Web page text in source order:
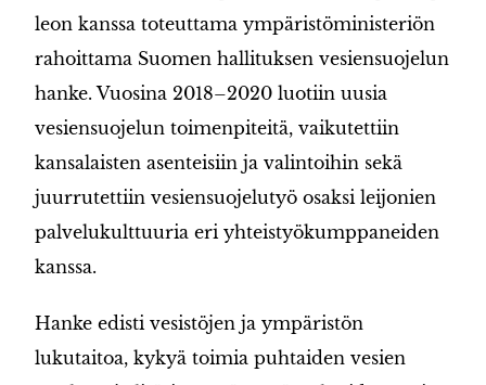
leon kanssa toteuttama ympäristöministeriön
rahoittama Suomen hallituksen vesiensuojelun
hanke. Vuosina 2018–2020 luotiin uusia
vesiensuojelun toimenpiteitä, vaikutettiin
kansalaisten asenteisiin ja valintoihin sekä
juurrutettiin vesiensuojelutyö osaksi leijonien
palvelukulttuuria eri yhteistyökumppaneiden
kanssa.
Hanke edisti vesistöjen ja ympäristön
lukutaitoa, kykyä toimia puhtaiden vesien